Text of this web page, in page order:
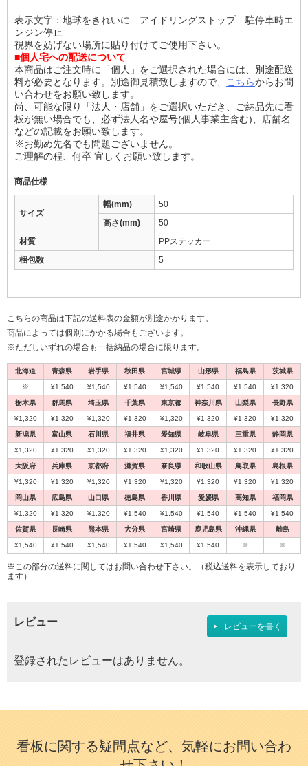
表示文字：地球をきれいに アイドリングストップ 駐停車時エ
ンジン停止
視界を妨げない場所に貼り付けてご使用下さい。
■個人宅への配送について
本商品はご注文時に「個人」をご選択された場合には、別途配送
料が必要となります。別途御見積致しますので、
こちらからお問
い合わせをお願い致します。
尚、可能な限り「法人・店舗」をご選択いただき、ご納品先に看
板が無い場合でも、必ず法人名や屋号(個人事業主含む)、店舗名
などの記載をお願い致します。
※お勤め先名でも問題ございません。
ご理解の程、何卒 宜しくお願い致します。
商品仕様
サイズ
幅(mm)
50
高さ(mm)
50
材質
PPステッカー
梱包数
5
こちらの商品は下記の送料表の金額が別途かかります。
商品によっては個別にかかる場合もございます。
※ただしいずれの場合も一括納品の場合に限ります。
※この部分の送料に関してはお問い合わせ下さい。（税込送料を表示しており
ます）
北海道 青森県 岩手県 秋田県 宮城県 山形県 福島県 茨城県
※ ¥1,540 ¥1,540 ¥1,540 ¥1,540 ¥1,540 ¥1,540 ¥1,320
栃木県 群馬県 埼玉県 千葉県 東京都 神奈川県 山梨県 長野県
¥1,320 ¥1,320 ¥1,320 ¥1,320 ¥1,320 ¥1,320 ¥1,320 ¥1,320
新潟県 富山県 石川県 福井県 愛知県 岐阜県 三重県 静岡県
¥1,320 ¥1,320 ¥1,320 ¥1,320 ¥1,320 ¥1,320 ¥1,320 ¥1,320
大阪府 兵庫県 京都府 滋賀県 奈良県 和歌山県 鳥取県 島根県
¥1,320 ¥1,320 ¥1,320 ¥1,320 ¥1,320 ¥1,320 ¥1,320 ¥1,320
岡山県 広島県 山口県 徳島県 香川県 愛媛県 高知県 福岡県
¥1,320 ¥1,320 ¥1,320 ¥1,540 ¥1,540 ¥1,540 ¥1,540 ¥1,540
佐賀県 長崎県 熊本県 大分県 宮崎県 鹿児島県 沖縄県 離島
¥1,540 ¥1,540 ¥1,540 ¥1,540 ¥1,540 ¥1,540 ※ ※
レビュー レビューを書く
登録されたレビューはありません。
看板に関する疑問点など、気軽にお問い合わ